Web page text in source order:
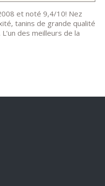
et noté 9,4/10! Nez
tanins de grande qualité
des meilleurs de la